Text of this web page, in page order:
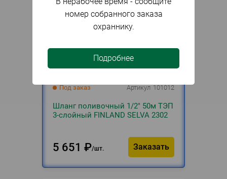
Под заказ Артикул 101012
Шланг поливочный 1/2" 50м ТЭП
3-слойный FINLAND SELVA 2302
5 651 ₽ шт. Заказать
номер собранного заказа
охраннику.
Подробнее